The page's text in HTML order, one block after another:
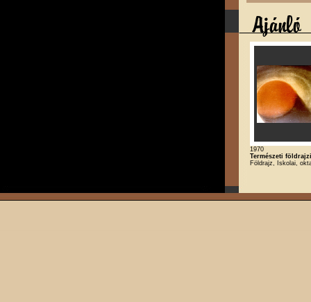
1970
Természeti
Földrajz, Iskolai,